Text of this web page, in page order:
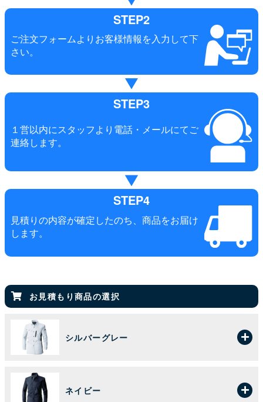
STEP2
ご注文フォームよりお客様情報を入力して下
さい。
STEP3
１営以内にスタッフより電話・メールにてご
連絡します。
STEP4
見積りの内容が確定したのち、商品をお届け
します。
お見積もり商品の選択
シルバーグレー
ネイビー